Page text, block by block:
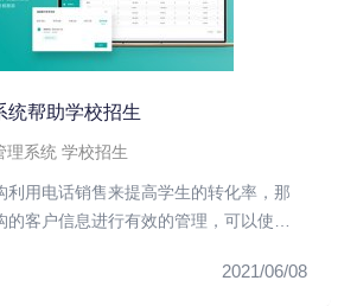
统帮助学校招生
理系统 学校招生
利用电话销售来提高学生的转化率，那
客户信息进行有效的管理，可以使销
2021/06/08